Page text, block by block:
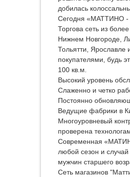
добилась
Сегодня «МАТТИНО -
Торгова сеть из
Нижнем Новгороде,
Тольятти, Ярославле
покупателями, будь
100 кв.м.
Высокий уровень
Слаженно и четко
Постоянно
Ведущие фабрики в
Многоуровневый
проверена
Современная
любой сезон и
мужчин старшего
Сеть магазинов